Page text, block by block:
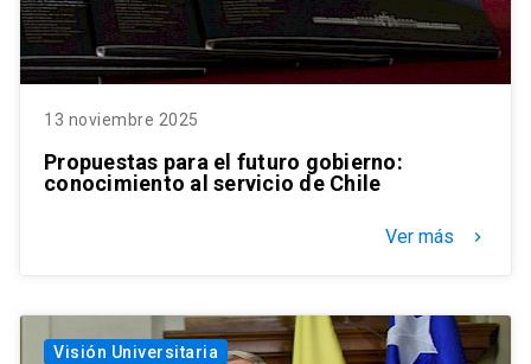
13 noviembre 2025
Propuestas para el futuro gobierno:
conocimiento al servicio de Chile
Ver más keyboard_arrow_right
Visión Universitaria